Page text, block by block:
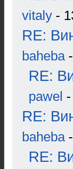
vitaly -
RE:
baheba-
RE:
pawel
RE:
baheba-
RE: